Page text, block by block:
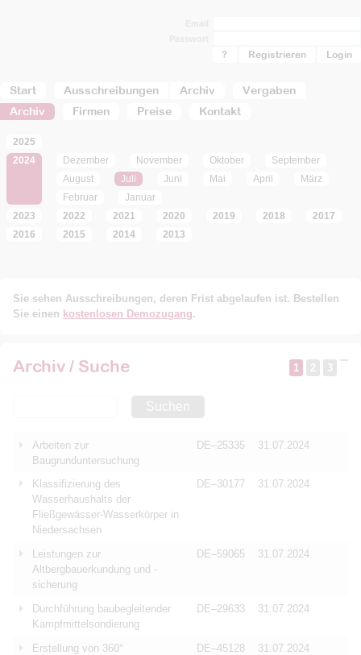
Start Ausschreibungen Archiv
Vergaben
Archiv
Firmen Preise Kontakt
? Registrieren
2025
2024
Dezember November Oktober
September
August
Juli Juni Mai April
März
Februar
Januar
2023
2022 2021 2020 2019 2018
2017
2016
2015 2014 2013
Sie sehen Ausschreibungen, deren Frist abgelaufen ist. Bestellen
Sie einen kostenlosen Demozugang.
Archiv / Suche 1 2 3
Suchen
Arbeiten zur
Baugrunduntersuchung
DE–25335 31.07.2024
Klassifizierung des
Wasserhaushalts der
Fließgewässer-Wasserkörper in
Niedersachsen
DE–30177 31.07.2024
Leistungen zur
Altbergbauerkundung und -
sicherung
DE–59065 31.07.2024
Durchführung baubegleitender
Kampfmittelsondierung
DE–29633 31.07.2024
Erstellung von 360°
DE–45128 31.07.2024